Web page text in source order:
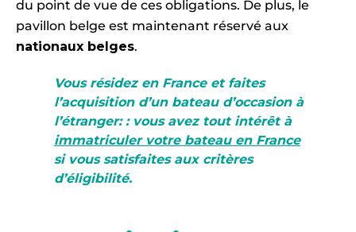
du point de vue de ces obligations. De plus, le
pavillon belge est maintenant réservé aux
nationaux belges.
Vous résidez en France et faites
l’acquisition d’un bateau d’occasion à
l’étranger: : vous avez tout intérêt à
immatriculer votre bateau en France
si vous satisfaites aux critères
d’éligibilité.